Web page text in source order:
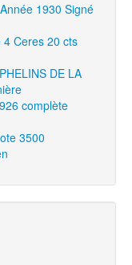
1930 Signé
Ceres 20 cts
DE LA
complète
3500